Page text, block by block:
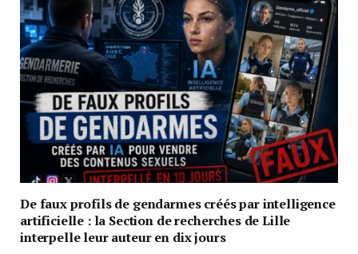
De faux profils de gendarmes créés par intelligence
artificielle : la Section de recherches de Lille
interpelle leur auteur en dix jours